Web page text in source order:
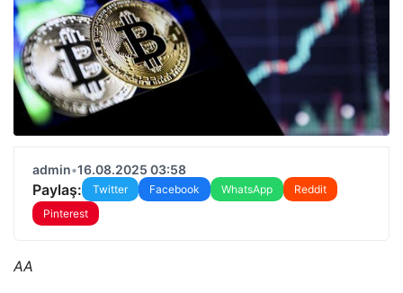
admin•16.08.2025 03:58
Paylaş: Twitter Facebook WhatsApp
Reddit
Pinterest
AA